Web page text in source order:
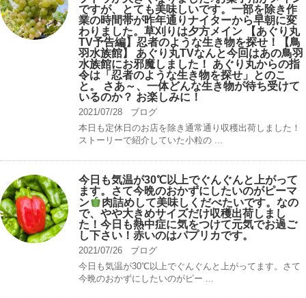
ですが、とても美味しいです。一部を除き作
業の時間帯が昨年通りナイターから早朝に変
わりました。草刈りは夕方メイン 【あぐり丸
TV予告編】忍者のような生き物を探せ！【鳥
羽水族館】 あぐり丸TVなんと今回はあの鳥羽
水族館にお邪魔しました！ あぐり丸からの指
令は「忍者のような生き物を探せ」とのこ
と。 さあ～、一体どんな生き物が待ち受けて
いるのか？ お楽しみに！
2021/07/28
ブログ
本日も定休日のお店を除き通常通り収穫出荷しました！
ストーリーで紹介していた小粒の ...
今日も気温が30℃以上でぐんぐんと上がって
ます。さて今晩のおかずにしたいのがピーマ
ン
肉詰めして美味しくだべたいです。なの
で、やや大きめサイズだけ収穫出荷しまし
た！今日も熱中症に気をつけて元気でお過ご
し下さい！赤いのはパプリカです。
2021/07/26
ブログ
今日も気温が30℃以上でぐんぐんと上がってます。さて
今晩のおかずにしたいのがピー ...